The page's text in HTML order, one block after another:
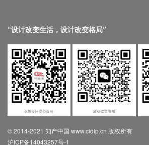
“设计改变生活，设计改变格局”
© 2014-2021 知产中国 www.cidip.cn 版权所有
沪ICP备14043257号-1